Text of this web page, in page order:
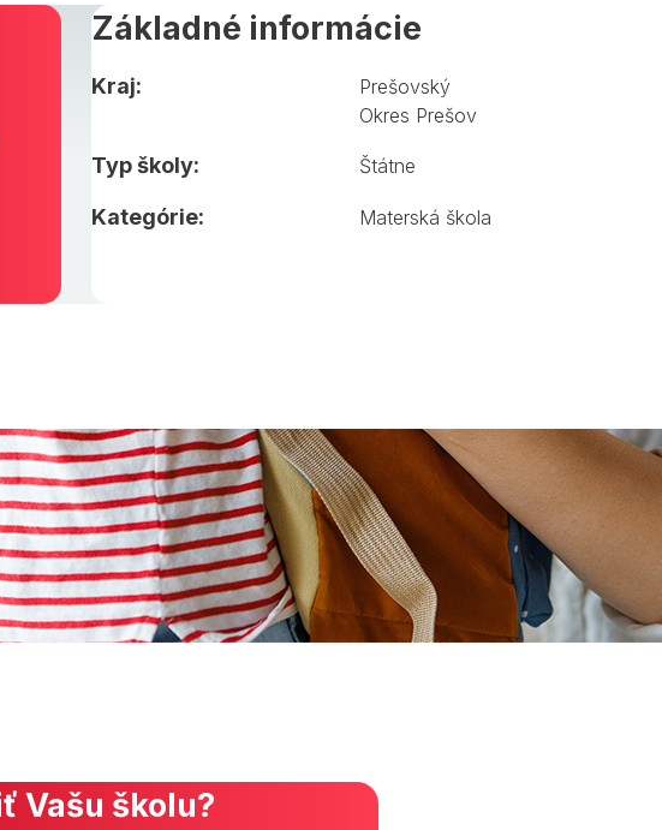
Základné informácie
Kraj:
Prešovský
Okres Prešov
Typ školy: Štátne
Kategórie: Materská škola
Vašu školu?